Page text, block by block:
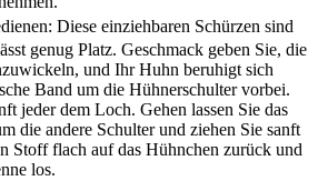
Diese einziehbaren Schürzen sind
genug Platz. Geschmack geben Sie, die
und Ihr Huhn beruhigt sich
Band um die Hühnerschulter vorbei.
jeder dem Loch. Gehen lassen Sie das
die andere Schulter und ziehen Sie sanft
Stoff flach auf das Hühnchen zurück und
los.